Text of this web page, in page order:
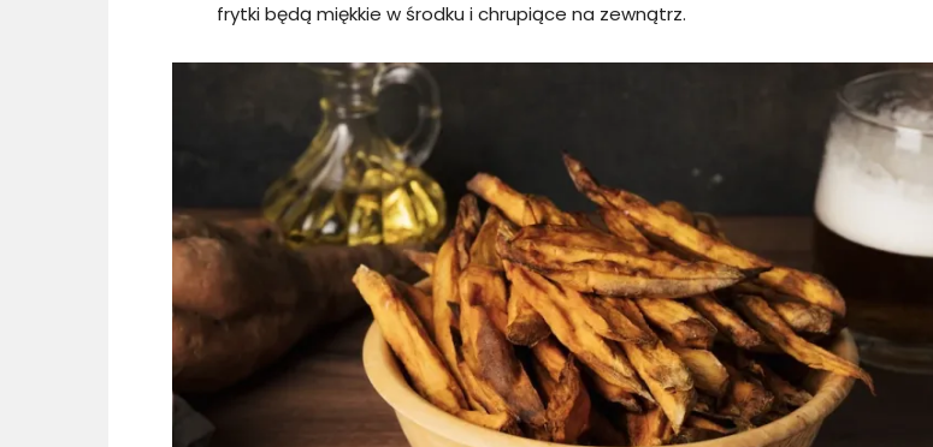
frytki będą miękkie w środku i chrupiące na zewnątrz.